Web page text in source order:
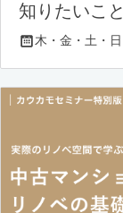
知りたいこ